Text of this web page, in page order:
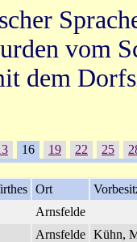
vom
dem
16 19 22 25
Ort
Arnsfelde
Arnsfelde Kühn,